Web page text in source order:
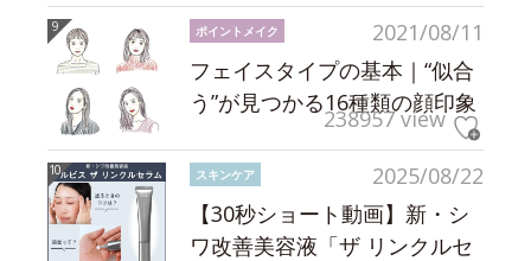
2021/08/11
ポイントメイク
フェイスタイプの基本｜“似合
う”が見つかる16種類の顔印象
238957 view
2025/08/22
スキンケア
【30秒ショート動画】新・シ
ワ改善美容液「ザ リンクルセ